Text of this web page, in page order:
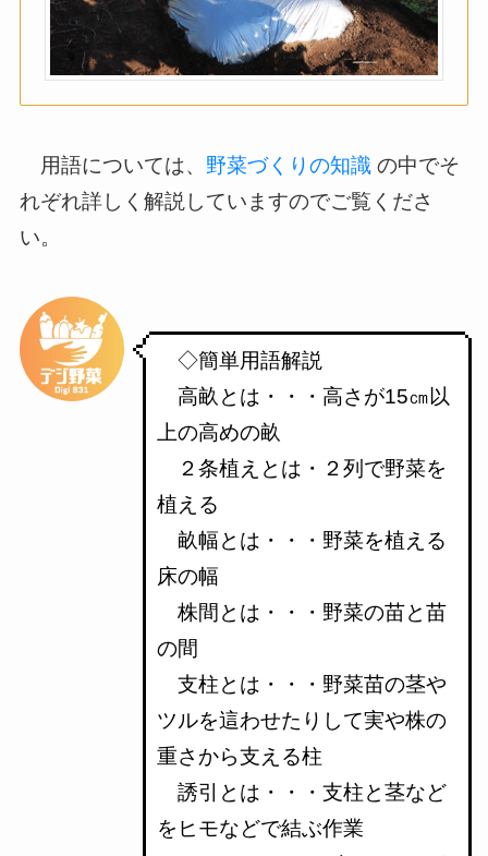
用語については、 野菜づくりの知識の中でそ
れぞれ詳しく解説していますのでご覧くださ
い。
◇簡単用語解説
高畝とは・・・高さが15㎝以
上の高めの畝
２条植えとは・２列で野菜を
植える
畝幅とは・・・野菜を植える
床の幅
株間とは・・・野菜の苗と苗
の間
支柱とは・・・野菜苗の茎や
ツルを這わせたりして実や株の
重さから支える柱
誘引とは・・・支柱と茎など
をヒモなどで結ぶ作業